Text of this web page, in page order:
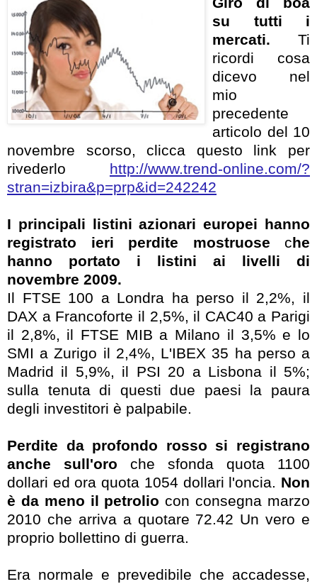
su tutti i
mercati. Ti
ricordi cosa
dicevo nel
mio
precedente
articolo del 10
novembre scorso, clicca questo link per
rivederlo http://www.trend-online.com/?
stran=izbira&p=prp&id=242242
I principali listini azionari europei hanno
registrato ieri perdite mostruose che
hanno portato i listini ai livelli di
novembre 2009.
Il FTSE 100 a Londra ha perso il 2,2%, il
DAX a Francoforte il 2,5%, il CAC40 a Parigi
il 2,8%, il FTSE MIB a Milano il 3,5% e lo
SMI a Zurigo il 2,4%, L'IBEX 35 ha perso a
Madrid il 5,9%, il PSI 20 a Lisbona il 5%;
sulla tenuta di questi due paesi la paura
degli investitori è palpabile.
Perdite da profondo rosso si registrano
anche sull'oro che sfonda quota 1100
dollari ed ora quota 1054 dollari l'oncia. Non
è da meno il petrolio con consegna marzo
2010 che arriva a quotare 72.42 Un vero e
proprio bollettino di guerra.
Era normale e prevedibile che accadesse,